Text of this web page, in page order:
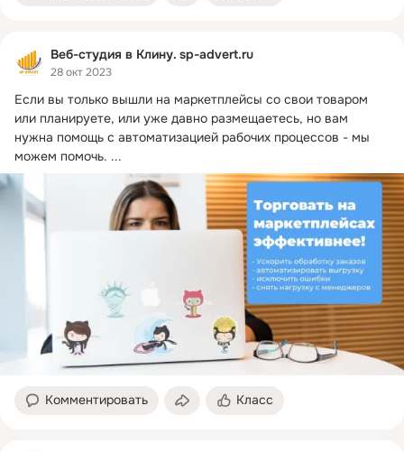
Веб-студия в Клину. sp-advert.ru
28 окт 2023
Если вы только вышли на маркетплейсы со свои товаром
или планируете, или уже давно размещаетесь, но вам
нужна помощь с автоматизацией рабочих процессов - мы
можем помочь. ...
Комментировать Класс